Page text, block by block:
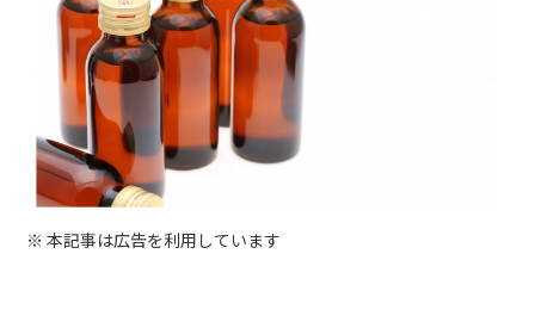
※ 本記事は広告を利用しています